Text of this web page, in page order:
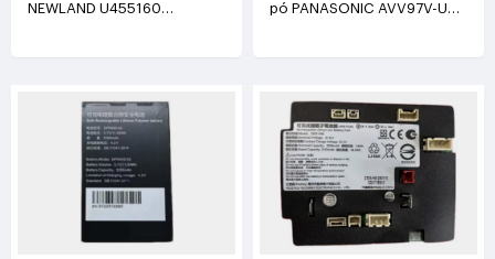
NEWLAND U455160
pó PANASONIC AVV97V-U3